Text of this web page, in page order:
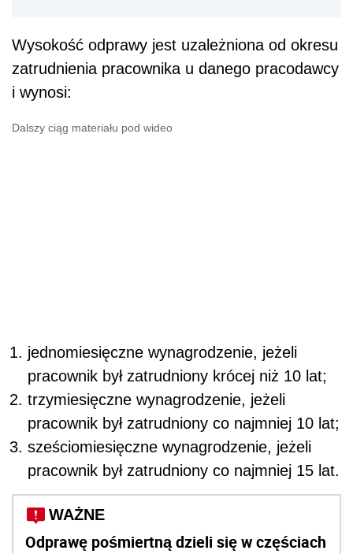
Wysokość odprawy jest uzależniona od okresu
zatrudnienia pracownika u danego pracodawcy
i wynosi:
Dalszy ciąg materiału pod wideo
jednomiesięczne wynagrodzenie, jeżeli
pracownik był zatrudniony krócej niż 10 lat;
trzymiesięczne wynagrodzenie, jeżeli
pracownik był zatrudniony co najmniej 10 lat;
sześciomiesięczne wynagrodzenie, jeżeli
pracownik był zatrudniony co najmniej 15 lat.
WAŻNE
Odprawę pośmiertną dzieli się w częściach